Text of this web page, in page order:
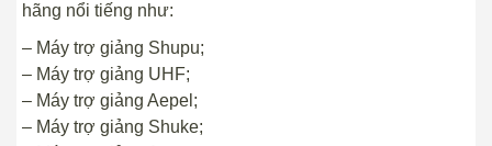
hãng nổi tiếng như:
– Máy trợ giảng Shupu;
– Máy trợ giảng UHF;
– Máy trợ giảng Aepel;
– Máy trợ giảng Shuke;